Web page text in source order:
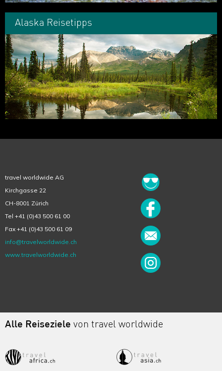
Alaska Reisetipps
travel worldwide AG
Kirchgasse 22
CH-8001 Zürich
Tel +41 (0)43 500 61 00
Fax +41 (0)43 500 61 09
info@travelworldwide.ch
www.travelworldwide.ch
Alle Reiseziele von travel worldwide